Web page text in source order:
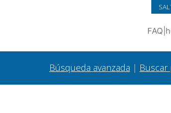
FAQ
Búsqueda avanzada | Buscar